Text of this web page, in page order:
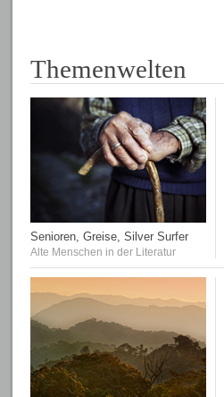
Themenwelten
Senioren, Greise, Silver Surfer
Alte Menschen in der Literatur